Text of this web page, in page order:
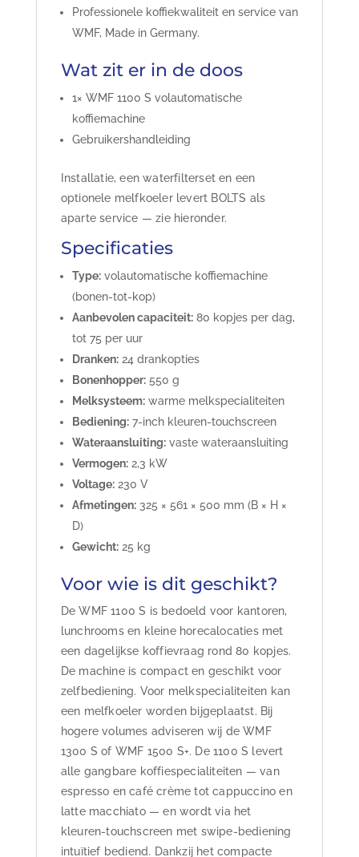
Professionele koffiekwaliteit en service van
WMF, Made in Germany.
Wat zit er in de doos
1× WMF 1100 S volautomatische
koffiemachine
Gebruikershandleiding
Installatie, een waterfilterset en een
optionele melfkoeler levert BOLTS als
aparte service — zie hieronder.
Specificaties
Type:volautomatische koffiemachine
(bonen-tot-kop)
Aanbevolen capaciteit:80 kopjes per dag,
tot 75 per uur
Dranken:24 drankopties
Bonenhopper:550 g
Melksysteem:warme melkspecialiteiten
Bediening:7-inch kleuren-touchscreen
Wateraansluiting:vaste wateraansluiting
Vermogen:2,3 kW
Voltage:230 V
Afmetingen:325 × 561 × 500 mm (B × H ×
D)
Gewicht:25 kg
Voor wie is dit geschikt?
De WMF 1100 S is bedoeld voor kantoren,
lunchrooms en kleine horecalocaties met
een dagelijkse koffievraag rond 80 kopjes.
De machine is compact en geschikt voor
zelfbediening. Voor melkspecialiteiten kan
een melfkoeler worden bijgeplaatst. Bij
hogere volumes adviseren wij de WMF
1300 S of WMF 1500 S+. De 1100 S levert
alle gangbare koffiespecialiteiten — van
espresso en café crème tot cappuccino en
latte macchiato — en wordt via het
kleuren-touchscreen met swipe-bediening
intuïtief bediend. Dankzij het compacte